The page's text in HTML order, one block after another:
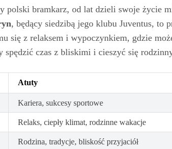
polski bramkarz, od lat dzieli swoje życie
, będący siedzibą jego klubu Juventus, to
się z relaksem i wypoczynkiem, gdzie
spędzić czas z bliskimi i cieszyć się
Atuty
Kariera, sukcesy sportowe
Relaks, ciepły klimat, rodzinne wakacje
Rodzina, tradycje, bliskość przyjaciół